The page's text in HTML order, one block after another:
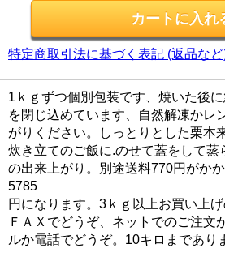
特定商取引法に基づく表記 (返品な
1ｋｇずつ個別包装です、焼いた後
を閉じ込めています、自然解凍かレ
がりください。しっとりとした栗本
炊き立てのご飯に.のせて蓋をして蒸
の出来上がり。別途送料770円がか
5785
円になります。3ｋｇ以上お買い上げ
ＦＡＸでどうぞ、ネットでのご注文
ルか電話でどうぞ。10キロまであり